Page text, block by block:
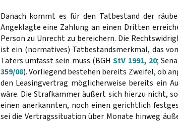
Danach kommt es für den Tatbestand der
Angeklagte eine Zahlung an einen Dritten
Person zu Unrecht zu bereichern. Die
ist ein (normatives) Tatbestandsmerkmal, das
Täters umfasst sein muss (BGHStV 1991, 20;
359/08). Vorliegend bestehen bereits Zweifel, ob
den Leasingvertrag möglicherweise bereits ein
wäre. Die Strafkammer äußert sich hierzu nicht,
einen anerkannten, noch einen gerichtlich
sei die Vertragssituation über Monate hinweg